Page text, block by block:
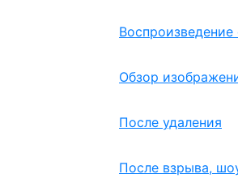
Воспроизведение
Обзор
После удаления
После взрыва,